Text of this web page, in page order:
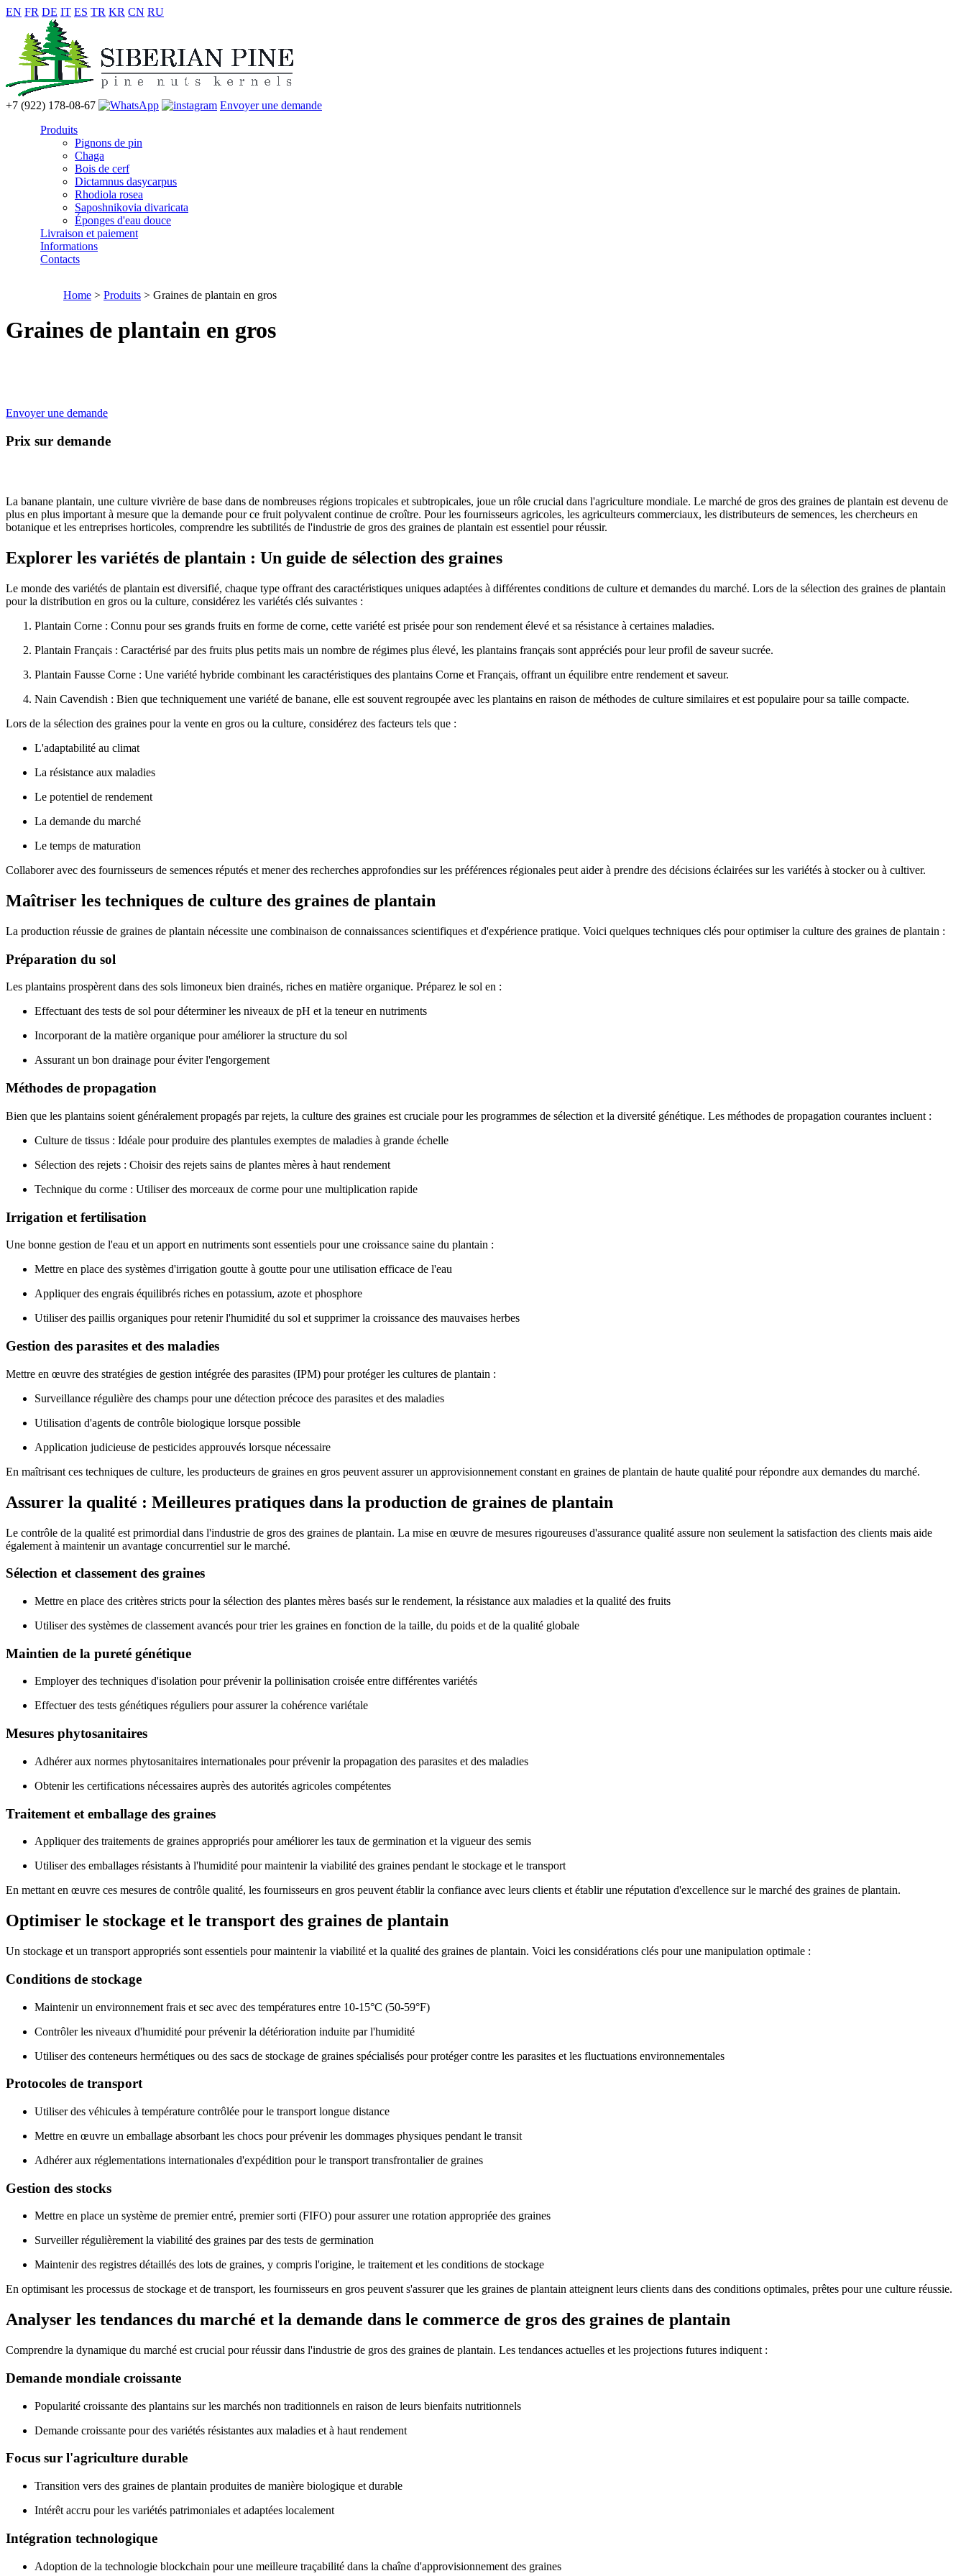
EN FR DE IT ES TR KR CN RU
+7 (922) 178-08-67
Envoyer une demande
Produits
Pignons de pin
Chaga
Bois de cerf
Dictamnus dasycarpus
Rhodiola rosea
Saposhnikovia divaricata
Éponges d'eau douce
Livraison et paiement
Informations
Contacts
Home > Produits > Graines de plantain en gros
Graines de plantain en gros
Envoyer une demande
Prix sur demande
La banane plantain, une culture vivrière de base dans de nombreuses régions tropicales et subtropicales, joue un rôle crucial dans l'agriculture mondiale. Le marché de gros des graines de plantain est devenu de
plus en plus important à mesure que la demande pour ce fruit polyvalent continue de croître. Pour les fournisseurs agricoles, les agriculteurs commerciaux, les distributeurs de semences, les chercheurs en
botanique et les entreprises horticoles, comprendre les subtilités de l'industrie de gros des graines de plantain est essentiel pour réussir.
Explorer les variétés de plantain : Un guide de sélection des graines
Le monde des variétés de plantain est diversifié, chaque type offrant des caractéristiques uniques adaptées à différentes conditions de culture et demandes du marché. Lors de la sélection des graines de plantain
pour la distribution en gros ou la culture, considérez les variétés clés suivantes :
Plantain Corne : Connu pour ses grands fruits en forme de corne, cette variété est prisée pour son rendement élevé et sa résistance à certaines maladies.
Plantain Français : Caractérisé par des fruits plus petits mais un nombre de régimes plus élevé, les plantains français sont appréciés pour leur profil de saveur sucrée.
Plantain Fausse Corne : Une variété hybride combinant les caractéristiques des plantains Corne et Français, offrant un équilibre entre rendement et saveur.
Nain Cavendish : Bien que techniquement une variété de banane, elle est souvent regroupée avec les plantains en raison de méthodes de culture similaires et est populaire pour sa taille compacte.
Lors de la sélection des graines pour la vente en gros ou la culture, considérez des facteurs tels que :
L'adaptabilité au climat
La résistance aux maladies
Le potentiel de rendement
La demande du marché
Le temps de maturation
Collaborer avec des fournisseurs de semences réputés et mener des recherches approfondies sur les préférences régionales peut aider à prendre des décisions éclairées sur les variétés à stocker ou à cultiver.
Maîtriser les techniques de culture des graines de plantain
La production réussie de graines de plantain nécessite une combinaison de connaissances scientifiques et d'expérience pratique. Voici quelques techniques clés pour optimiser la culture des graines de plantain :
Préparation du sol
Les plantains prospèrent dans des sols limoneux bien drainés, riches en matière organique. Préparez le sol en :
Effectuant des tests de sol pour déterminer les niveaux de pH et la teneur en nutriments
Incorporant de la matière organique pour améliorer la structure du sol
Assurant un bon drainage pour éviter l'engorgement
Méthodes de propagation
Bien que les plantains soient généralement propagés par rejets, la culture des graines est cruciale pour les programmes de sélection et la diversité génétique. Les méthodes de propagation courantes incluent :
Culture de tissus : Idéale pour produire des plantules exemptes de maladies à grande échelle
Sélection des rejets : Choisir des rejets sains de plantes mères à haut rendement
Technique du corme : Utiliser des morceaux de corme pour une multiplication rapide
Irrigation et fertilisation
Une bonne gestion de l'eau et un apport en nutriments sont essentiels pour une croissance saine du plantain :
Mettre en place des systèmes d'irrigation goutte à goutte pour une utilisation efficace de l'eau
Appliquer des engrais équilibrés riches en potassium, azote et phosphore
Utiliser des paillis organiques pour retenir l'humidité du sol et supprimer la croissance des mauvaises herbes
Gestion des parasites et des maladies
Mettre en œuvre des stratégies de gestion intégrée des parasites (IPM) pour protéger les cultures de plantain :
Surveillance régulière des champs pour une détection précoce des parasites et des maladies
Utilisation d'agents de contrôle biologique lorsque possible
Application judicieuse de pesticides approuvés lorsque nécessaire
En maîtrisant ces techniques de culture, les producteurs de graines en gros peuvent assurer un approvisionnement constant en graines de plantain de haute qualité pour répondre aux demandes du marché.
Assurer la qualité : Meilleures pratiques dans la production de graines de plantain
Le contrôle de la qualité est primordial dans l'industrie de gros des graines de plantain. La mise en œuvre de mesures rigoureuses d'assurance qualité assure non seulement la satisfaction des clients mais aide
également à maintenir un avantage concurrentiel sur le marché.
Sélection et classement des graines
Mettre en place des critères stricts pour la sélection des plantes mères basés sur le rendement, la résistance aux maladies et la qualité des fruits
Utiliser des systèmes de classement avancés pour trier les graines en fonction de la taille, du poids et de la qualité globale
Maintien de la pureté génétique
Employer des techniques d'isolation pour prévenir la pollinisation croisée entre différentes variétés
Effectuer des tests génétiques réguliers pour assurer la cohérence variétale
Mesures phytosanitaires
Adhérer aux normes phytosanitaires internationales pour prévenir la propagation des parasites et des maladies
Obtenir les certifications nécessaires auprès des autorités agricoles compétentes
Traitement et emballage des graines
Appliquer des traitements de graines appropriés pour améliorer les taux de germination et la vigueur des semis
Utiliser des emballages résistants à l'humidité pour maintenir la viabilité des graines pendant le stockage et le transport
En mettant en œuvre ces mesures de contrôle qualité, les fournisseurs en gros peuvent établir la confiance avec leurs clients et établir une réputation d'excellence sur le marché des graines de plantain.
Optimiser le stockage et le transport des graines de plantain
Un stockage et un transport appropriés sont essentiels pour maintenir la viabilité et la qualité des graines de plantain. Voici les considérations clés pour une manipulation optimale :
Conditions de stockage
Maintenir un environnement frais et sec avec des températures entre 10-15°C (50-59°F)
Contrôler les niveaux d'humidité pour prévenir la détérioration induite par l'humidité
Utiliser des conteneurs hermétiques ou des sacs de stockage de graines spécialisés pour protéger contre les parasites et les fluctuations environnementales
Protocoles de transport
Utiliser des véhicules à température contrôlée pour le transport longue distance
Mettre en œuvre un emballage absorbant les chocs pour prévenir les dommages physiques pendant le transit
Adhérer aux réglementations internationales d'expédition pour le transport transfrontalier de graines
Gestion des stocks
Mettre en place un système de premier entré, premier sorti (FIFO) pour assurer une rotation appropriée des graines
Surveiller régulièrement la viabilité des graines par des tests de germination
Maintenir des registres détaillés des lots de graines, y compris l'origine, le traitement et les conditions de stockage
En optimisant les processus de stockage et de transport, les fournisseurs en gros peuvent s'assurer que les graines de plantain atteignent leurs clients dans des conditions optimales, prêtes pour une culture réussie.
Analyser les tendances du marché et la demande dans le commerce de gros des graines de plantain
Comprendre la dynamique du marché est crucial pour réussir dans l'industrie de gros des graines de plantain. Les tendances actuelles et les projections futures indiquent :
Demande mondiale croissante
Popularité croissante des plantains sur les marchés non traditionnels en raison de leurs bienfaits nutritionnels
Demande croissante pour des variétés résistantes aux maladies et à haut rendement
Focus sur l'agriculture durable
Transition vers des graines de plantain produites de manière biologique et durable
Intérêt accru pour les variétés patrimoniales et adaptées localement
Intégration technologique
Adoption de la technologie blockchain pour une meilleure traçabilité dans la chaîne d'approvisionnement des graines